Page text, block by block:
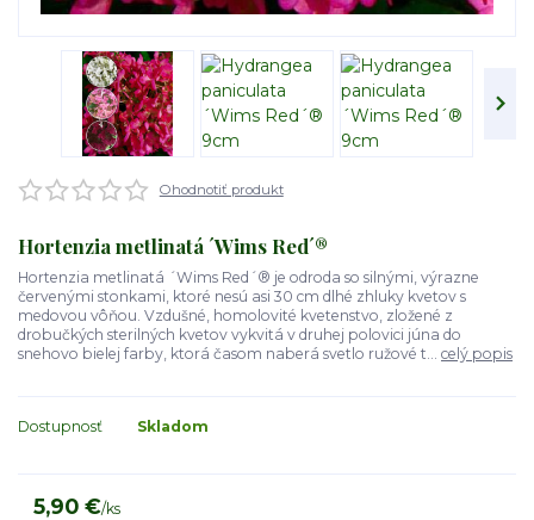
Ohodnotiť produkt
Hortenzia metlinatá ´Wims Red´®
Hortenzia metlinatá ´Wims Red´® je odroda so silnými, výrazne
červenými stonkami, ktoré nesú asi 30 cm dlhé zhluky kvetov s
medovou vôňou. Vzdušné, homolovité kvetenstvo, zložené z
drobučkých sterilných kvetov vykvitá v druhej polovici júna do
snehovo bielej farby, ktorá časom naberá svetlo ružové t... celý popis
Dostupnosť Skladom
5,90 €/ks